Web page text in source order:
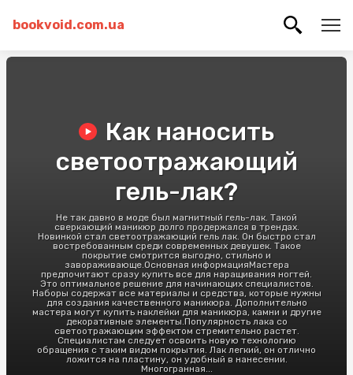
bookvoid.com.ua
Как наносить
светоотражающий
гель-лак?
Не так давно в моде был магнитный гель-лак. Такой
сверкающий маникюр долго продержался в трендах.
Новинкой стал светоотражающий гель лак. Он быстро стал
востребованным среди современных девушек. Такое
покрытие смотрится выгодно, стильно и
завораживающе.Основная информацияМастера
предпочитают сразу купить все для наращивания ногтей.
Это оптимальное решение для начинающих специалистов.
Наборы содержат все материалы и средства, которые нужны
для создания качественного маникюра. Дополнительно
мастера могут купить наклейки для маникюра, камни и другие
декоративные элементы.Популярность лака со
светоотражающим эффектом стремительно растет.
Специалистам следует освоить новую технологию
обращения с таким видом покрытия. Лак легкий, он отлично
ложится на пластину, он удобный в нанесении.
Многогранная...